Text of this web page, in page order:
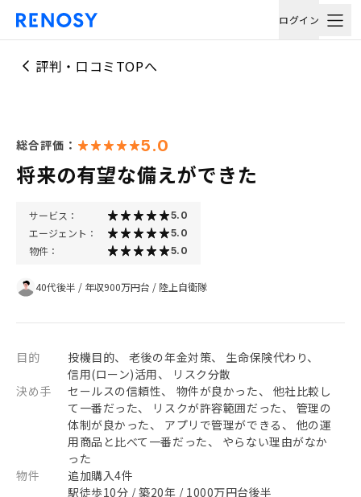
ログイン
評判・口コミTOPへ
総合評価： 5.0
将来の有望な備えができた
サービス： 5.0
エージェント： 5.0
物件： 5.0
40代後半 / 年収900万円台 / 陸上自衛隊
目的
投機目的、 老後の年金対策、 生命保険代わり、
信用(ローン)活用、 リスク分散
決め手
セールスの信頼性、 物件が良かった、 他社比較し
て一番だった、 リスクが許容範囲だった、 管理の
体制が良かった、 アプリで管理ができる、 他の運
用商品と比べて一番だった、 やらない理由がなか
った
物件
追加購入4件
駅徒歩10分 / 築20年 / 1000万円台後半